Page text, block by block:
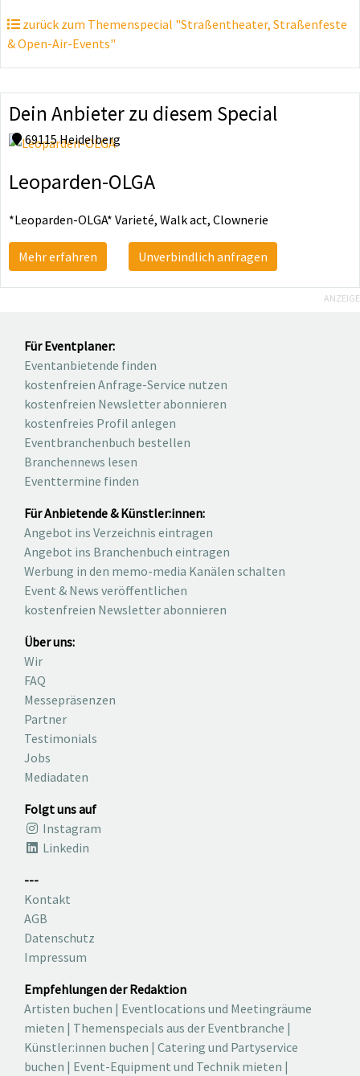
zurück zum Themenspecial "Straßentheater, Straßenfeste
& Open-Air-Events"
Dein Anbieter zu diesem Special
69115 Heidelberg
Leoparden-OLGA
*Leoparden-OLGA* Varieté, Walk act, Clownerie
Mehr erfahren Unverbindlich anfragen
ANZEIGE
Für Eventplaner:
Eventanbietende finden
kostenfreien Anfrage-Service nutzen
kostenfreien Newsletter abonnieren
kostenfreies Profil anlegen
Eventbranchenbuch bestellen
Branchennews lesen
Eventtermine finden
Für Anbietende & Künstler:innen:
Angebot ins Verzeichnis eintragen
Angebot ins Branchenbuch eintragen
Werbung in den memo-media Kanälen schalten
Event & News veröffentlichen
kostenfreien Newsletter abonnieren
Über uns:
Wir
FAQ
Messepräsenzen
Partner
Testimonials
Jobs
Mediadaten
Folgt uns auf
Instagram
Linkedin
---
Kontakt
AGB
Datenschutz
Impressum
Empfehlungen der Redaktion
Artisten buchen | Eventlocations und Meetingräume
mieten | Themenspecials aus der Eventbranche |
Künstler:innen buchen | Catering und Partyservice
buchen | Event-Equipment und Technik mieten |